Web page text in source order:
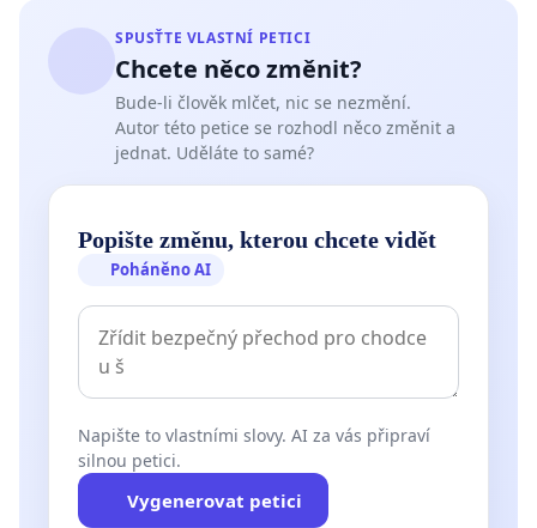
SPUSŤTE VLASTNÍ PETICI
Chcete něco změnit?
Bude-li člověk mlčet, nic se nezmění.
Autor této petice se rozhodl něco změnit a
jednat. Uděláte to samé?
Popište změnu, kterou chcete vidět
Poháněno AI
Napište to vlastními slovy. AI za vás připraví
silnou petici.
Vygenerovat petici